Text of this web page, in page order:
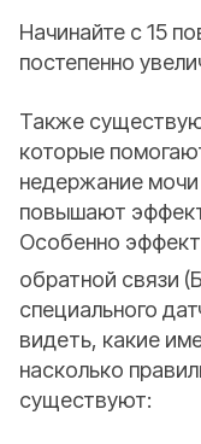
Начинайте с 15
постепенно
Также
которые
недержание
повышают
Особенно
обратной связи
специального
видеть, какие
насколько
существуют: